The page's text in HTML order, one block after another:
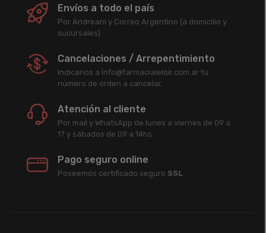
Envíos a todo el país
Por Andreani y Correo Argentino (a domicilio y
sucursales).
Cancelaciones / Arrepentimiento
Indicanos a info@farmacialeloir.com.ar tu
número de órden a cancelar.
Atención al cliente
Por mail y WhatsApp de lunes a viernes de 09 a
17 y sábados de 09 a 14hs.
Pago seguro online
Poseemos certificado seguro SSL